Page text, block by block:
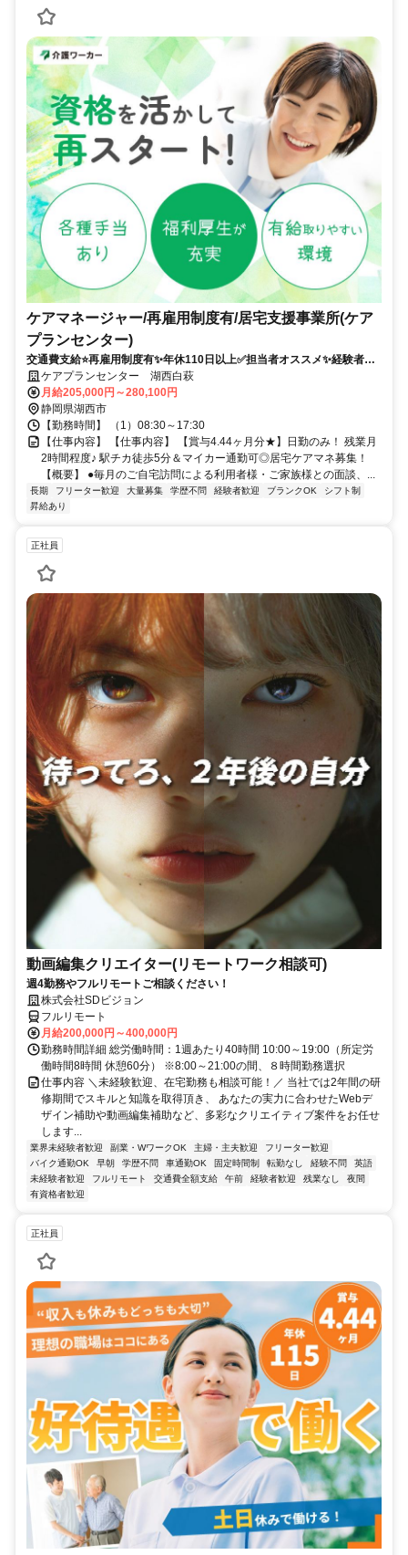
ケアマネージャー/再雇用制度有/居宅支援事業所(ケア
プランセンター)
交通費支給⭐️再雇用制度有✨年休110日以上✅️担当者オススメ✨経験者優
遇⭕️車通勤ＯＫ✨週休2日❗️駅チカ⭐️高額求人
ケアプランセンター 湖西白萩
月給205,000円～280,100円
静岡県湖西市
【勤務時間】 （1）08:30～17:30
【仕事内容】 【仕事内容】 【賞与4.44ヶ月分★】日勤のみ！ 残業月
2時間程度♪ 駅チカ徒歩5分＆マイカー通勤可◎居宅ケアマネ募集！
【概要】 ●毎月のご自宅訪問による利用者様・ご家族様との面談、...
長期 フリーター歓迎 大量募集 学歴不問 経験者歓迎 ブランクOK
シフト制
昇給あり
正社員
動画編集クリエイター(リモートワーク相談可)
週4勤務やフルリモートご相談ください！
株式会社SDビジョン
フルリモート
月給200,000円～400,000円
勤務時間詳細 総労働時間：1週あたり40時間 10:00～19:00（所定労
働時間8時間 休憩60分） ※8:00～21:00の間、８時間勤務選択
仕事内容 ＼未経験歓迎、在宅勤務も相談可能！／ 当社では2年間の研
修期間でスキルと知識を取得頂き、 あなたの実力に合わせたWebデ
ザイン補助や動画編集補助など、多彩なクリエイティブ案件をお任せ
します...
業界未経験者歓迎 副業・WワークOK 主婦・主夫歓迎
フリーター歓迎
バイク通勤OK
早朝 学歴不問 車通勤OK 固定時間制 転勤なし 経験不問
英語
未経験者歓迎
フルリモート 交通費全額支給 午前 経験者歓迎 残業なし
夜間
有資格者歓迎
正社員